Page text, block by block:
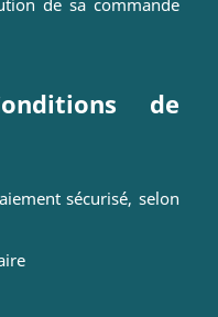
de
sécurisé, selon